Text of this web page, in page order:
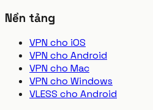
Nền tảng
VPN cho iOS
VPN cho Android
VPN cho Mac
VPN cho Windows
VLESS cho Android